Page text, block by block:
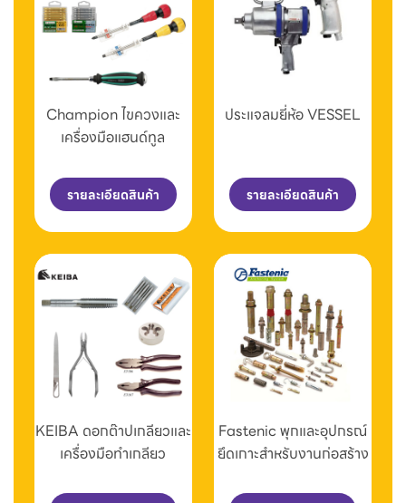
Champion ไขควงและ
เครื่องมือแฮนด์ทูล
รายละเอียดสินค้า
ประแจลมยี่ห้อ VESSEL
รายละเอียดสินค้า
KEIBA ดอกต๊าปเกลียวและ
เครื่องมือทำเกลียว
Fastenic พุกและอุปกรณ์
ยึดเกาะสำหรับงานก่อสร้าง